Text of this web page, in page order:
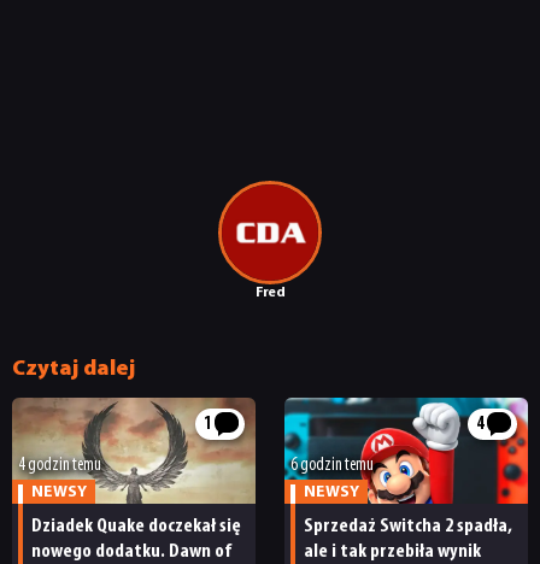
Fred
Czytaj dalej
1
4 godzin temu
NEWSY
Dziadek Quake doczekał się
nowego dodatku. Dawn of
4
6 godzin temu
NEWSY
Sprzedaż Switcha 2 spadła,
ale i tak przebiła wynik